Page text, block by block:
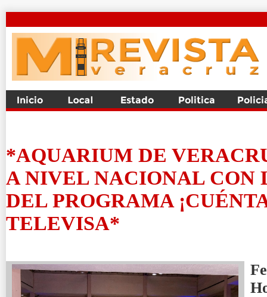
*AQUARIUM DE
A NIVEL NACIONAL CON
DEL PROGRAMA
TELEVISA*